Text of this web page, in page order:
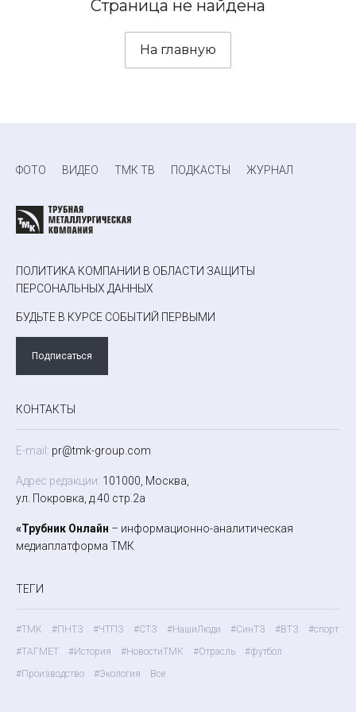
Страница не найдена
На главную
ФОТО ВИДЕО ТМК ТВ ПОДКАСТЫ ЖУРНАЛ
ПОЛИТИКА КОМПАНИИ В ОБЛАСТИ ЗАЩИТЫ
ПЕРСОНАЛЬНЫХ ДАННЫХ
БУДЬТЕ В КУРСЕ СОБЫТИЙ ПЕРВЫМИ
Подписаться
КОНТАКТЫ
E-mail: pr@tmk-group.com
Адрес редакции: 101000, Москва,
ул. Покровка, д.40 стр.2а
«Трубник Онлайн – информационно-аналитическая
медиаплатформа ТМК
ТЕГИ
#ТМК #ПНТЗ #ЧТПЗ #СТЗ #НашиЛюди #СинТЗ #ВТЗ
#спорт
#ТАГМЕТ
#История #НовостиТМК #Отрасль
#футбол
#Производство
#Экология Все